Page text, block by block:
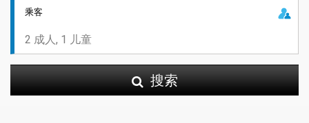
乘客
搜索